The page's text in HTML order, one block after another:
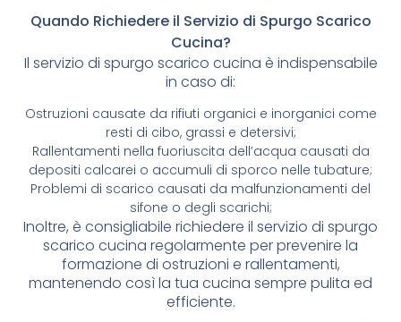
Quando Richiedere il Servizio di Spurgo Scarico
Cucina?
Il servizio di spurgo scarico cucina è indispensabile
in caso di:
Ostruzioni causate da rifiuti organici e inorganici come
resti di cibo, grassi e detersivi;
Rallentamenti nella fuoriuscita dell’acqua causati da
depositi calcarei o accumuli di sporco nelle tubature;
Problemi di scarico causati da malfunzionamenti del
sifone o degli scarichi;
Inoltre, è consigliabile richiedere il servizio di spurgo
scarico cucina regolarmente per prevenire la
formazione di ostruzioni e rallentamenti,
mantenendo così la tua cucina sempre pulita ed
efficiente.